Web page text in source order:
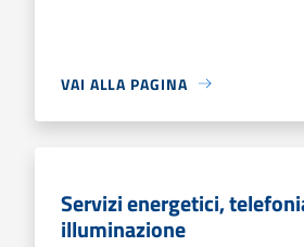
VAI ALLA PAGINA
Servizi energetici,
illuminazione